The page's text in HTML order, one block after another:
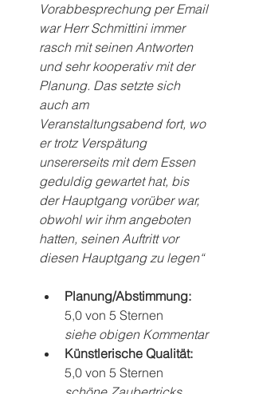
Vorabbesprechung per Email
war Herr Schmittini immer
rasch mit seinen Antworten
und sehr kooperativ mit der
Planung. Das setzte sich
auch am
Veranstaltungsabend fort, wo
er trotz Verspätung
unsererseits mit dem Essen
geduldig gewartet hat, bis
der Hauptgang vorüber war,
obwohl wir ihm angeboten
hatten, seinen Auftritt vor
diesen Hauptgang zu legen“
Planung/Abstimmung:
5,0 von 5 Sternen
siehe obigen Kommentar
Künstlerische Qualität:
5,0 von 5 Sternen